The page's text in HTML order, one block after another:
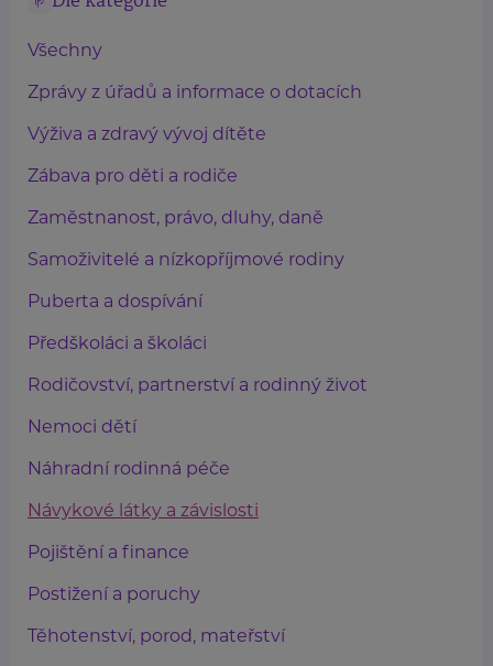
Všechny
Zprávy z úřadů a informace o dotacích
Výživa a zdravý vývoj dítěte
Zábava pro děti a rodiče
Zaměstnanost, právo, dluhy, daně
Samoživitelé a nízkopříjmové rodiny
Puberta a dospívání
Předškoláci a školáci
Rodičovství, partnerství a rodinný život
Nemoci dětí
Náhradní rodinná péče
Návykové látky a závislosti
Pojištění a finance
Postižení a poruchy
Těhotenství, porod, mateřství